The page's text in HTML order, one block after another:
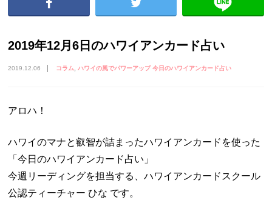
2019年12月6日のハワイアンカード占い
2019.12.06 コラム ハワイの風でパワーアップ 今日のハワイアンカード占い
アロハ！
ハワイのマナと叡智が詰まったハワイアンカードを使った
「今日のハワイアンカード占い」
今週リーディングを担当する、ハワイアンカードスクール
公認ティーチャー ひな です。